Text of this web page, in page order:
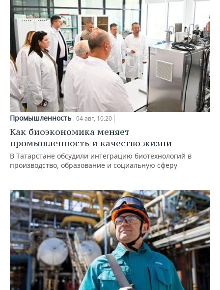
Промышленность 04 авг, 10:20
Как биоэкономика меняет
промышленность и качество жизни
В Татарстане обсудили интеграцию биотехнологий в
производство, образование и социальную сферу